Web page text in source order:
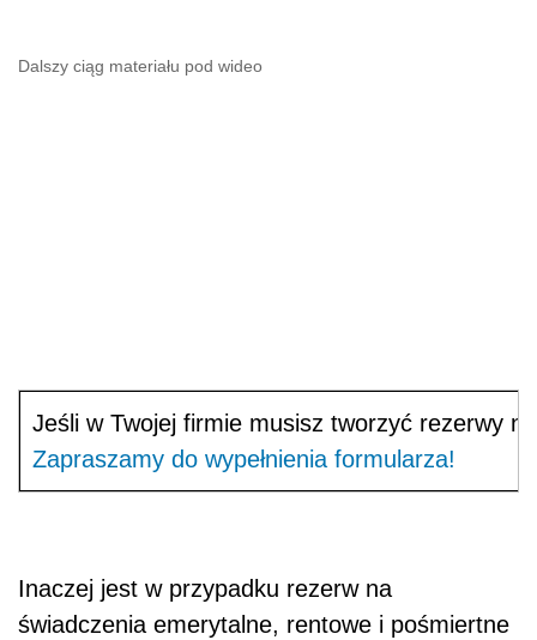
Dalszy ciąg materiału pod wideo
Jeśli w Twojej firmie musisz tworzyć rezerwy
Zapraszamy do wypełnienia formularza!
Inaczej jest w przypadku rezerw na
świadczenia emerytalne, rentowe i pośmiertne